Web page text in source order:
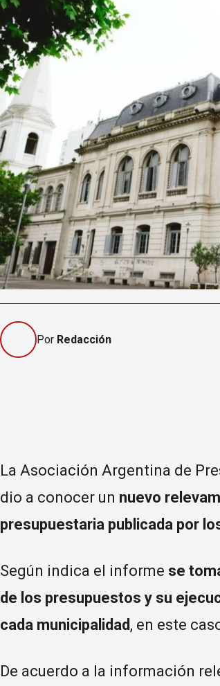
Por Redacción
La Asociación Argentina de
dio a conocer un nuevo
presupuestaria publicada por
Según indica el informe se
de los presupuestos y su
cada municipalidad, en este
De acuerdo a la información